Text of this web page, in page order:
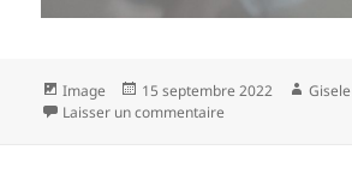
Format
Image
Publié
le
15 septembre 2022 Auteur
Gisele
Laisser un commentaire